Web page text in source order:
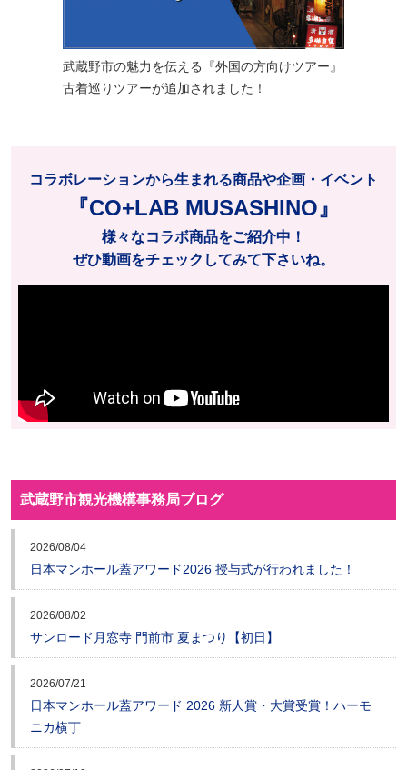
武蔵野市の魅力を伝える『外国の方向けツアー』
古着巡りツアーが追加されました！
コラボレーションから生まれる商品や企画・イベント
『CO+LAB MUSASHINO』
様々なコラボ商品をご紹介中！
ぜひ動画をチェックしてみて下さいね。
武蔵野市観光機構事務局ブログ
2026/08/04
日本マンホール蓋アワード2026 授与式が行われました！
2026/08/02
サンロード月窓寺 門前市 夏まつり【初日】
2026/07/21
日本マンホール蓋アワード 2026 新人賞・大賞受賞！ハーモ
ニカ横丁